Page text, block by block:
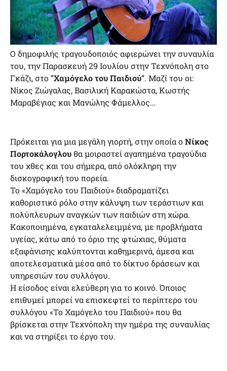
Ο δημοφιλής τραγουδοποιός αφιερώνει την συναυλία
του, την Παρασκευή 29 Ιουλίου στην Τεχνόπολη στο
Γκάζι, στο “Χαμόγελο του Παιδιού“. Μαζί του οι:
Νίκος Ζιώγαλας, Βασιλική Καρακώστα, Κωστής
Μαραβέγιας και Μανώλης Φάμελλος…
Πρόκειται για μια μεγάλη γιορτή, στην οποία οΝίκος
Πορτοκάλογλου θα μοιραστεί αγαπημένα τραγούδια
του χθες και του σήμερα, από ολόκληρη την
δισκογραφική του πορεία.
Το «Χαμόγελο του Παιδιού» διαδραματίζει
καθοριστικό ρόλο στην κάλυψη των τεράστιων και
πολύπλευρων αναγκών των παιδιών στη χώρα.
Κακοποιημένα, εγκαταλελειμμένα, με προβλήματα
υγείας, κάτω από το όριο της φτώχιας, θύματα
εξαφάνισης καλύπτονται καθημερινά, άμεσα και
αποτελεσματικά μέσα από το δίκτυο δράσεων και
υπηρεσιών του συλλόγου.
Η είσοδος είναι ελεύθερη για το κοινό. Όποιος
επιθυμεί μπορεί να επισκεφτεί το περίπτερο του
συλλόγου «Το Χαμόγελο του Παιδιού» που θα
βρίσκεται στην Τεχνόπολη την ημέρα της συναυλίας
και να στηρίξει το έργο του.